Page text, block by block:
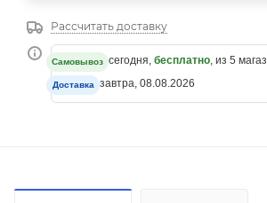
Рассчитать доставку
Самовывоз сегодня, бесплатно, из 5
Доставка завтра, 08.08.2026